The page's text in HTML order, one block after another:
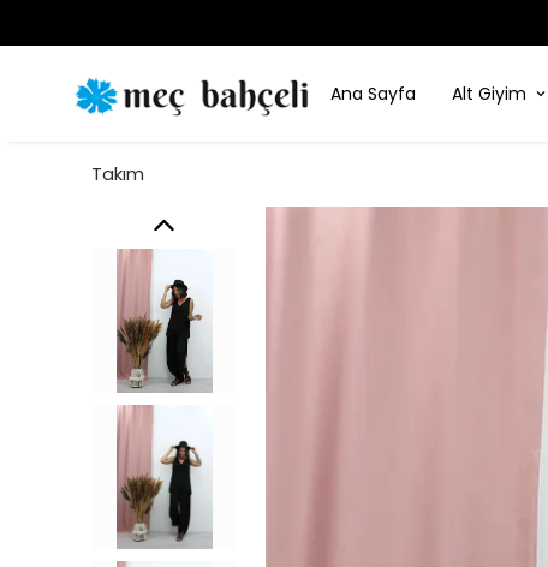
Ana Sayfa Alt Giyim
Takım